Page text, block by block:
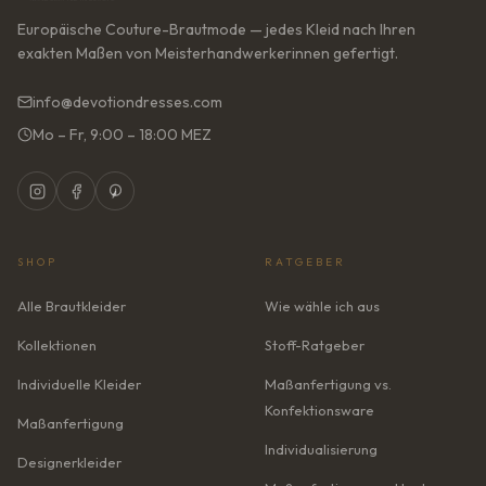
Europäische Couture-Brautmode — jedes Kleid nach Ihren
exakten Maßen von Meisterhandwerkerinnen gefertigt.
info@devotiondresses.com
Mo – Fr, 9:00 – 18:00 MEZ
SHOP
Alle Brautkleider
Kollektionen
Individuelle Kleider
Maßanfertigung
Designerkleider
RATGEBER
Wie wähle ich aus
Stoff-Ratgeber
Maßanfertigung vs.
Konfektionsware
Individualisierung